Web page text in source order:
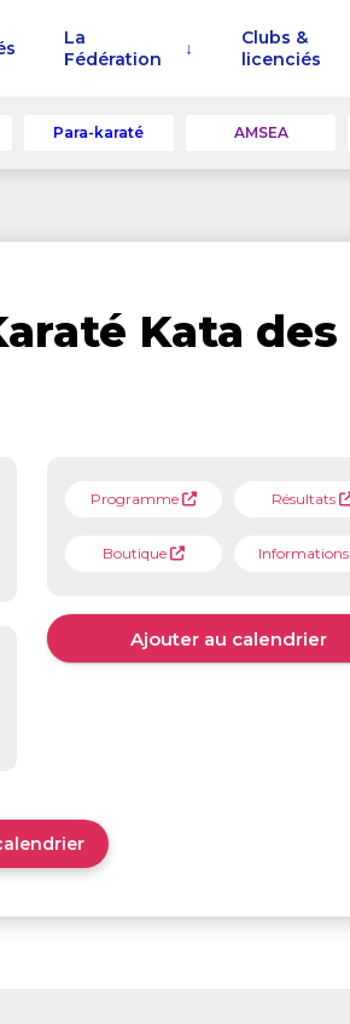
La
Fédération
Clubs &
licenciés
Para-karaté AMSEA
Kata des
Programme Résultats
Boutique Informations
Ajouter au calendrier